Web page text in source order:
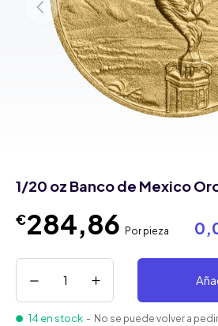
1/20 oz Banco de Mexico
€284,86 Por pieza
14 en stock - No se puede volver a pedir